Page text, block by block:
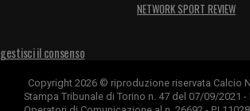
NETWORK SPORT REVIEW
gestisci il consenso
Copyright 2026 © riproduzione riservata Calcio
Stampa Tribunale di Torino n. 47 del 07/09/2021